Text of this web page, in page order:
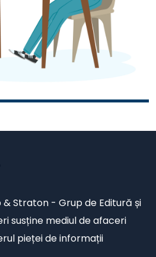
& Straton - Grup de Editură și
susține mediul de afaceri
pieței de informații